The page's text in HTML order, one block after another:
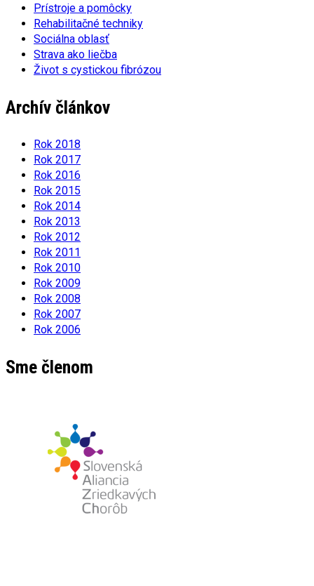
Prístroje a pomôcky
Rehabilitačné techniky
Sociálna oblasť
Strava ako liečba
Život s cystickou fibrózou
Archív článkov
Rok 2018
Rok 2017
Rok 2016
Rok 2015
Rok 2014
Rok 2013
Rok 2012
Rok 2011
Rok 2010
Rok 2009
Rok 2008
Rok 2007
Rok 2006
Sme členom